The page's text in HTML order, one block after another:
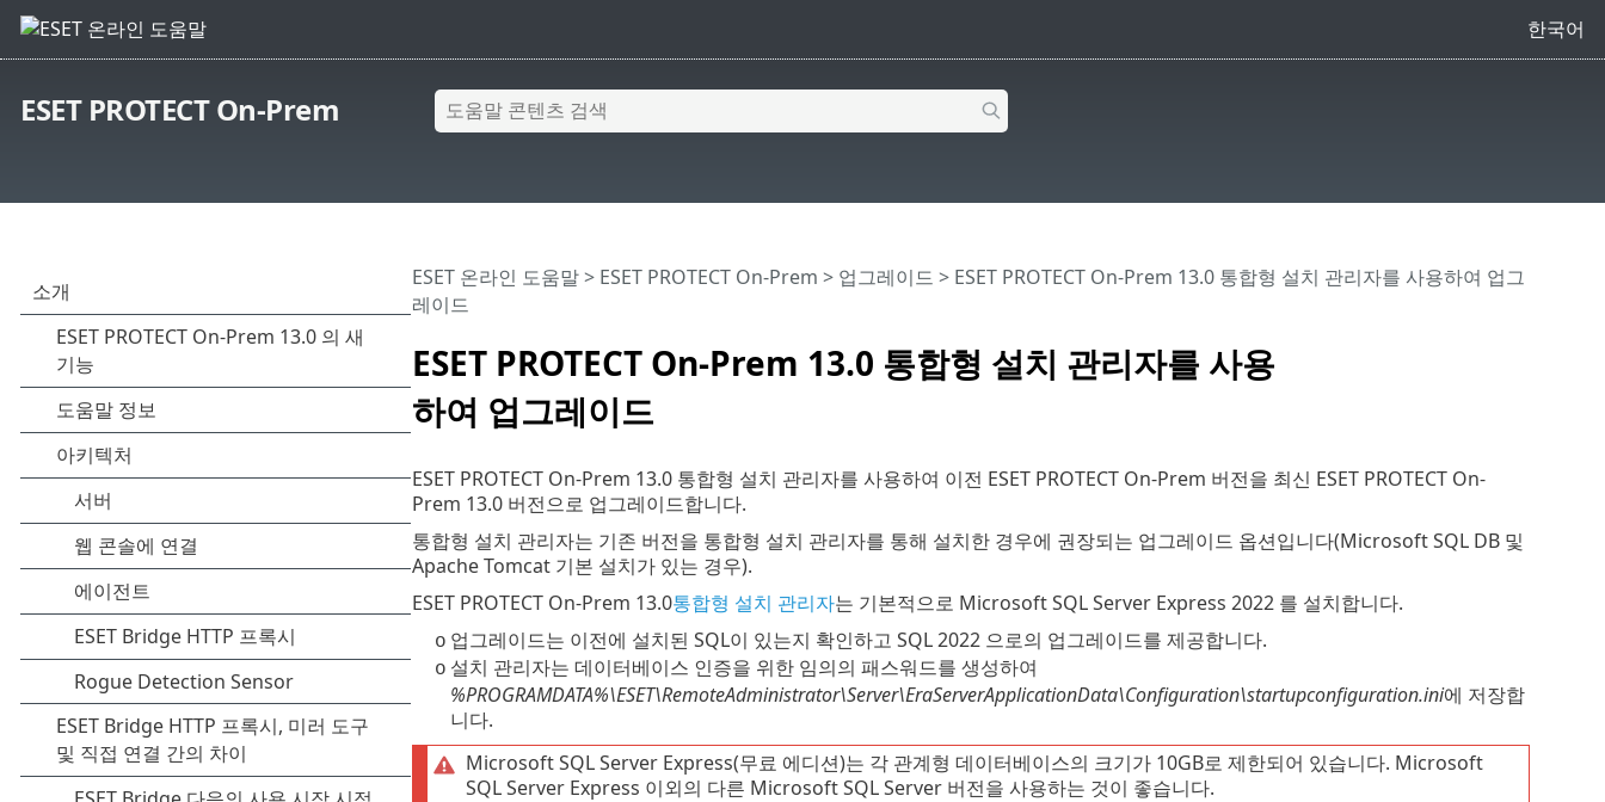
한국어
ESET PROTECT On-Prem
ESET PROTECT On-Prem 13.0 통합형 설치 관리자를 사용
하여 업그레이드
ESET 온라인 도움말> ESET PROTECT On-Prem > 업그레이드 > ESET PROTECT On-Prem 13.0 통합형 설치 관리자를 사용하여 업그
레이드
ESET PROTECT On-Prem 13.0 통합형 설치 관리자를 사용하여 이전 ESET PROTECT On-Prem 버전을 최신 ESET PROTECT On-
Prem 13.0 버전으로 업그레이드합니다.
통합형 설치 관리자는 기존 버전을 통합형 설치 관리자를 통해 설치한 경우에 권장되는 업그레이드 옵션입니다(Microsoft SQL DB 및
Apache Tomcat 기본 설치가 있는 경우).
ESET PROTECT On-Prem 13.0통합형 설치 관리자는 기본적으로 Microsoft SQL Server Express 2022 를 설치합니다.
o 업그레이드는 이전에 설치된 SQL이 있는지 확인하고 SQL 2022 으로의 업그레이드를 제공합니다.
o 설치 관리자는 데이터베이스 인증을 위한 임의의 패스워드를 생성하여
%PROGRAMDATA%\ESET\RemoteAdministrator\Server\EraServerApplicationData\Configuration\startupconfiguration.ini에 저장합
니다.
Microsoft SQL Server Express(무료 에디션)는 각 관계형 데이터베이스의 크기가 10GB로 제한되어 있습니다. Microsoft
SQL Server Express 이외의 다른 Microsoft SQL Server 버전을 사용하는 것이 좋습니다.